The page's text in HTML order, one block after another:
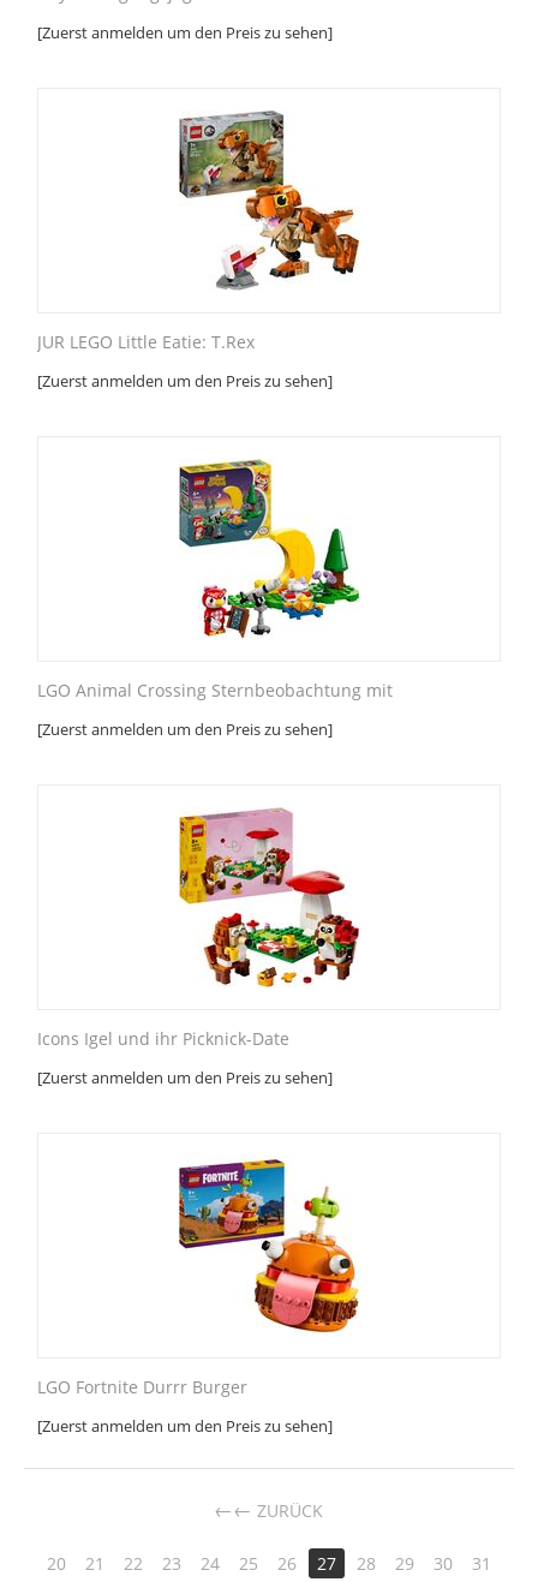
[Zuerst anmelden um den Preis zu sehen]
JUR LEGO Little Eatie: T.Rex
[Zuerst anmelden um den Preis zu sehen]
LGO Animal Crossing Sternbeobachtung mit
[Zuerst anmelden um den Preis zu sehen]
Icons Igel und ihr Picknick-Date
[Zuerst anmelden um den Preis zu sehen]
LGO Fortnite Durrr Burger
[Zuerst anmelden um den Preis zu sehen]
← ZURÜCK
20 21 22 23 24 25 26 27 28 29 30
31